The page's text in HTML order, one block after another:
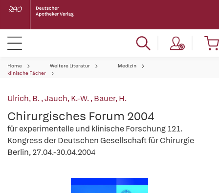
Home Weitere Literatur
Medizin
klinische Fächer
Ulrich, B.,Jauch, K.-W.,Bauer, H.
Chirurgisches Forum 2004
für experimentelle und klinische Forschung 121.
Kongress der Deutschen Gesellschaft für Chirurgie
Berlin, 27.04.-30.04.2004